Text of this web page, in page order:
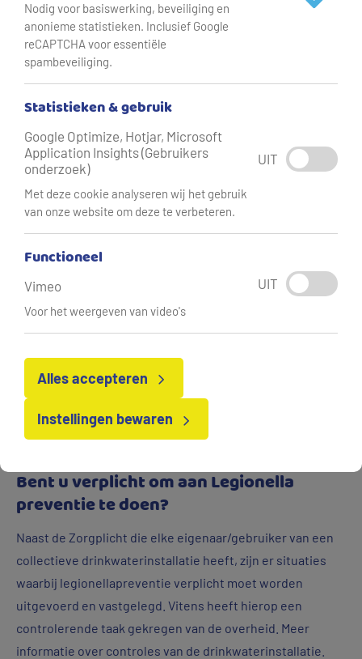
Legionellapreventie
In drinkwaterinstallaties moet de aangroei van legionella
worden beperkt. Mede daarom moeten
drinkwaterinstallaties volgens de daarvoor geldende
regels worden aangelegd, onderhouden en beheerd.
Wat is legionella (pneumophila)?
Legionella pneumophila is een bacterie uit de Legionella-
groep die de veteranenziekte of legionellagriep
veroorzaakt. De ziekte (ook wel Legionellose genoemd)
waterdruppeltjes (aerosolen) inademen. Dit kan
bijvoorbeeld vanuit een douchekop of via een sproei-
met mogelijk dodelijke afloop.
Bent u verplicht om aan Legionella
preventie te doen?
Naast de Zorgplicht die elke eigenaar/gebruiker van een
collectieve drinkwaterinstallatie heeft, zijn er situaties
waarbij legionellapreventie verplicht moet worden
uitgevoerd en vastgelegd. Vitens heeft hierop een
controlerende taak gekregen van de overheid. Meer
informatie over controles van de drinkwaterinstallatie.
Nodig voor basiswerking, beveiliging en
anonieme statistieken. Inclusief Google
reCAPTCHA voor essentiële
spambeveiliging.
Statistieken & gebruik
Google Optimize, Hotjar, Microsoft
Application Insights (Gebruikers
onderzoek)
Met deze cookie analyseren wij het gebruik
van onze website om deze te verbeteren.
UIT
Functioneel
Vimeo
Voor het weergeven van video's
UIT
Alles accepteren
Instellingen bewaren